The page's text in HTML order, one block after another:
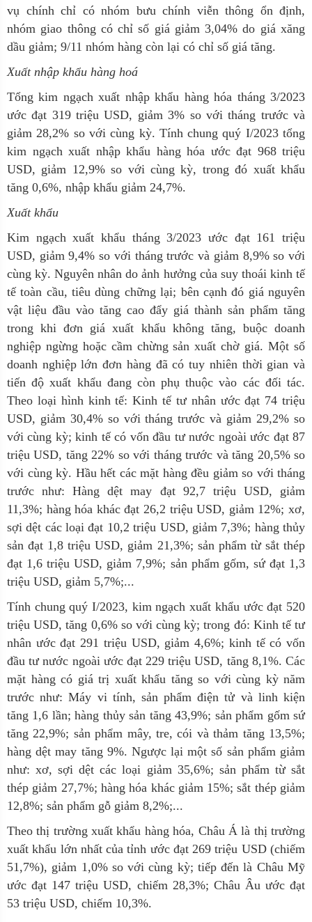
vụ chính chỉ có nhóm bưu chính viễn thông ổn định,
nhóm giao thông có chỉ số giá giảm 3,04% do giá xăng
dầu giảm; 9/11 nhóm hàng còn lại có chỉ số giá tăng.
Xuất nhập khẩu hàng hoá
Tổng kim ngạch xuất nhập khẩu hàng hóa tháng 3/2023
ước đạt 319 triệu USD, giảm 3% so với tháng trước và
giảm 28,2% so với cùng kỳ. Tính chung quý I/2023 tổng
kim ngạch xuất nhập khẩu hàng hóa ước đạt 968 triệu
USD, giảm 12,9% so với cùng kỳ, trong đó xuất khẩu
tăng 0,6%, nhập khẩu giảm 24,7%.
Xuất khẩu
Kim ngạch xuất khẩu tháng 3/2023 ước đạt 161 triệu
USD, giảm 9,4% so với tháng trước và giảm 8,9% so với
cùng kỳ. Nguyên nhân do ảnh hưởng của suy thoái kinh tế
tế toàn cầu, tiêu dùng chững lại; bên cạnh đó giá nguyên
vật liệu đầu vào tăng cao đẩy giá thành sản phẩm tăng
trong khi đơn giá xuất khẩu không tăng, buộc doanh
nghiệp ngừng hoặc cầm chừng sản xuất chờ giá. Một số
doanh nghiệp lớn đơn hàng đã có tuy nhiên thời gian và
tiến độ xuất khẩu đang còn phụ thuộc vào các đối tác.
Theo loại hình kinh tế: Kinh tế tư nhân ước đạt 74 triệu
USD, giảm 30,4% so với tháng trước và giảm 29,2% so
với cùng kỳ; kinh tế có vốn đầu tư nước ngoài ước đạt 87
triệu USD, tăng 22% so với tháng trước và tăng 20,5% so
với cùng kỳ. Hầu hết các mặt hàng đều giảm so với tháng
trước như: Hàng dệt may đạt 92,7 triệu USD, giảm
11,3%; hàng hóa khác đạt 26,2 triệu USD, giảm 12%; xơ,
sợi dệt các loại đạt 10,2 triệu USD, giảm 7,3%; hàng thủy
sản đạt 1,8 triệu USD, giảm 21,3%; sản phẩm từ sắt thép
đạt 1,6 triệu USD, giảm 7,9%; sản phẩm gốm, sứ đạt 1,3
triệu USD, giảm 5,7%;...
Tính chung quý I/2023, kim ngạch xuất khẩu ước đạt 520
triệu USD, tăng 0,6% so với cùng kỳ; trong đó: Kinh tế tư
nhân ước đạt 291 triệu USD, giảm 4,6%; kinh tế có vốn
đầu tư nước ngoài ước đạt 229 triệu USD, tăng 8,1%. Các
mặt hàng có giá trị xuất khẩu tăng so với cùng kỳ năm
trước như: Máy vi tính, sản phẩm điện tử và linh kiện
tăng 1,6 lần; hàng thủy sản tăng 43,9%; sản phẩm gốm sứ
tăng 22,9%; sản phẩm mây, tre, cói và thảm tăng 13,5%;
hàng dệt may tăng 9%. Ngược lại một số sản phẩm giảm
như: xơ, sợi dệt các loại giảm 35,6%; sản phẩm từ sắt
thép giảm 27,7%; hàng hóa khác giảm 15%; sắt thép giảm
12,8%; sản phẩm gỗ giảm 8,2%;...
Theo thị trường xuất khẩu hàng hóa, Châu Á là thị trường
xuất khẩu lớn nhất của tỉnh ước đạt 269 triệu USD (chiếm
51,7%), giảm 1,0% so với cùng kỳ; tiếp đến là Châu Mỹ
ước đạt 147 triệu USD, chiếm 28,3%; Châu Âu ước đạt
53 triệu USD, chiếm 10,3%.